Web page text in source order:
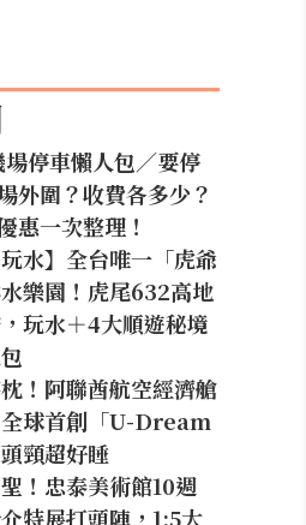
停車懶人包／要停
外圍？收費各多少？
惠一次整理！
玩水】全台唯一「虎爺
樂園！虎尾632高地
玩水＋4大順遊秘境
！阿聯酋航空經濟艙
球首創「U-Dream
頸超好睡
！忠泰美術館10週
特展打頭陣，1:5大